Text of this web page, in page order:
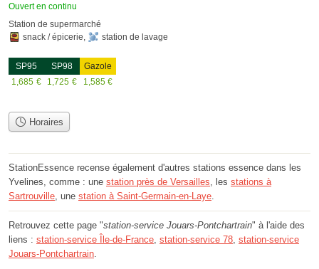
Ouvert en continu
Station de supermarché
snack / épicerie
station de lavage
SP95
1,685 €
SP98
1,725 €
Gazole
1,585 €
Horaires
StationEssence recense également d'autres stations essence dans les
Yvelines, comme : une station près de Versailles , les stations à
Sartrouville , une station à Saint-Germain-en-Laye
Retrouvez cette page "station-service Jouars-Pontchartrain" à l'aide des
liens : station-service Île-de-France station-service 78 station-service
Jouars-Pontchartrain